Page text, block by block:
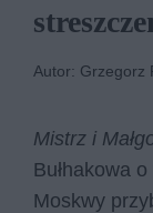
Autor: Grzegorz
Mistrz i
Bułhakowa
Moskwy